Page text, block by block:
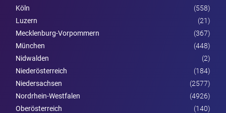
Köln
(558)
Luzern
(21)
Mecklenburg-Vorpommern
(367)
München
(448)
Nidwalden
(2)
Nieder­österreich
(184)
Niedersachsen
(2577)
Nordrhein-Westfalen
(4926)
Ober­österreich
(140)